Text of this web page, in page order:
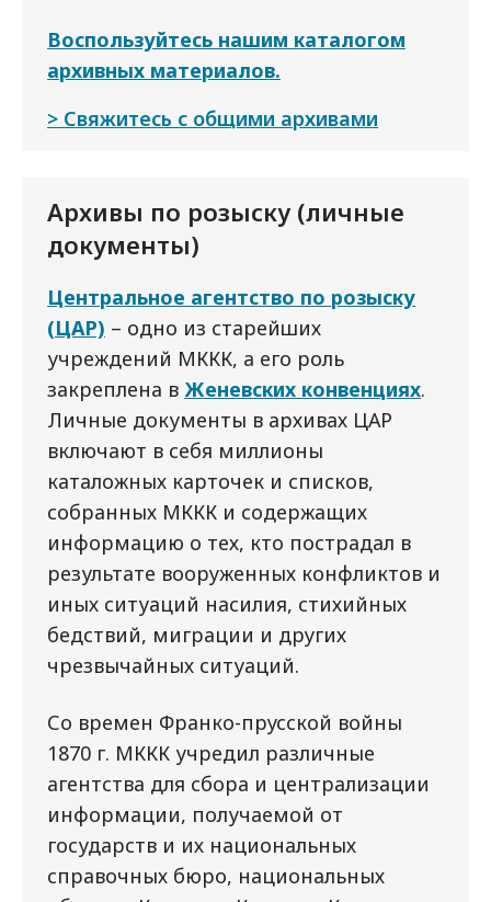
Воспользуйтесь нашим каталогом
архивных материалов.
Свяжитесь с общими архивами
Архивы по розыску (личные
документы)
Центральное агентство по розыску
(ЦАР) – одно из старейших
учреждений МККК, а его роль
закреплена в Женевских конвенциях.
Личные документы в архивах ЦАР
включают в себя миллионы
каталожных карточек и списков,
собранных МККК и содержащих
информацию о тех, кто пострадал в
результате вооруженных конфликтов и
иных ситуаций насилия, стихийных
бедствий, миграции и других
чрезвычайных ситуаций.
Со времен Франко-прусской войны
1870 г. МККК учредил различные
агентства для сбора и централизации
информации, получаемой от
государств и их национальных
справочных бюро, национальных